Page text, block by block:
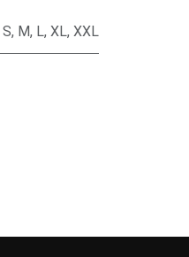
S, M, L, XL, XXL